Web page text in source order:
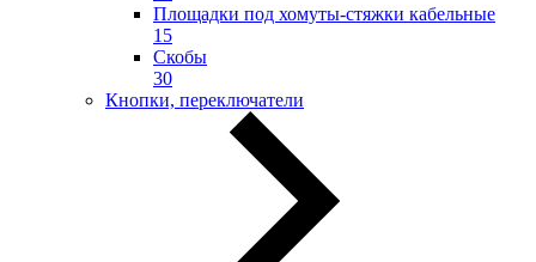
Площадки под хомуты-стяжки кабельные
15
Скобы
30
Кнопки, переключатели